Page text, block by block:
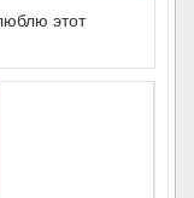
этот